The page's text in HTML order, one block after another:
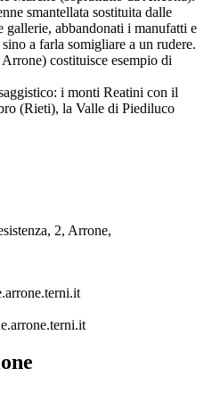
smantellata sostituita dalle
gallerie, abbandonati i manufatti e
a farla somigliare a un rudere.
costituisce esempio di
i monti Reatini con il
(Rieti), la Valle di Piediluco
2, Arrone,